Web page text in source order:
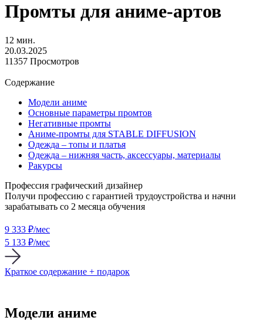
Промты для аниме-артов
12 мин.
20.03.2025
11357 Просмотров
Содержание
Модели аниме
Основные параметры промтов
Негативные промты
Аниме-промты для STABLE DIFFUSION
Одежда – топы и платья
Одежда – нижняя часть, аксессуары, материалы
Ракурсы
Профессия графический дизайнер
Получи профессию с гарантией трудоустройства и начни
зарабатывать со 2 месяца обучения
9 333 ₽/мес
5 133 ₽/мес
Краткое содержание + подарок
Модели аниме